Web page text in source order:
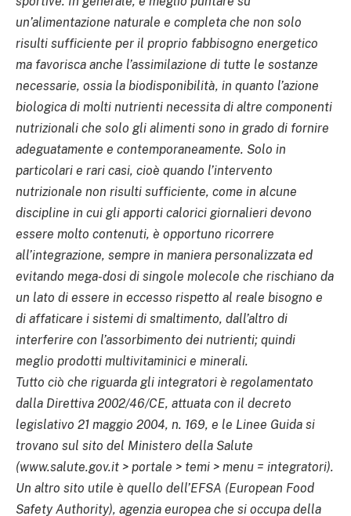
un’alimentazione naturale e completa che non solo
risulti sufficiente per il proprio fabbisogno energetico
ma favorisca anche l’assimilazione di tutte le sostanze
necessarie, ossia la biodisponibilità, in quanto l’azione
biologica di molti nutrienti necessita di altre componenti
nutrizionali che solo gli alimenti sono in grado di fornire
adeguatamente e contemporaneamente. Solo in
particolari e rari casi, cioè quando l’intervento
nutrizionale non risulti sufficiente, come in alcune
discipline in cui gli apporti calorici giornalieri devono
essere molto contenuti, è opportuno ricorrere
all’integrazione, sempre in maniera personalizzata ed
evitando mega-dosi di singole molecole che rischiano da
un lato di essere in eccesso rispetto al reale bisogno e
di affaticare i sistemi di smaltimento, dall’altro di
interferire con l’assorbimento dei nutrienti; quindi
meglio prodotti multivitaminici e minerali.
Tutto ciò che riguarda gli integratori è regolamentato
dalla Direttiva 2002/46/CE, attuata con il decreto
legislativo 21 maggio 2004, n. 169, e le Linee Guida si
trovano sul sito del Ministero della Salute
(www.salute.gov.it > portale > temi > menu = integratori).
Un altro sito utile è quello dell’EFSA (European Food
Safety Authority), agenzia europea che si occupa della